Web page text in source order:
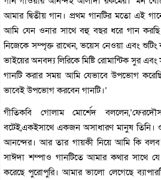
আমার দ্বিতীয় গান। প্রথম গানটির মতো এই
আমি যেন ওনার সাথে বহু বছর ধরে গান
নিজেকে সম্পৃক্ত রাখেন, ভয়েস নেওয়া এবং
ভাইয়ের অনবদ্য লিরিকে মিষ্টি রোমান্টিক সুর
গানটি করার সময় আমি যেভাবে উপভোগ
ভাবেই উপভোগ করবেন গানটি।’
গীতিকবি গোলাম মোর্শেদ
বটেই,একইসাথে একজন অসাধারণ মানুষ তিনি।
আনন্দের। আর তার গায়কী নিয়ে আমি কি
সাঈদা শম্পাও গানটিতে আমার কথার সাথে
করেছে পুরোপুরি। আমার ভালো লেগেছে